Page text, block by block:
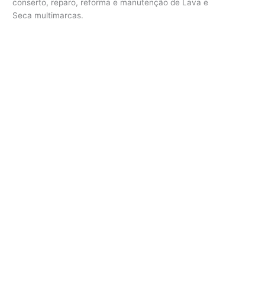
conserto, reparo, reforma e manutenção de Lava e
Seca multimarcas.